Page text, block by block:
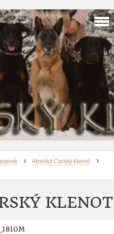
› Absolut Carský klenot ›
KLENOT